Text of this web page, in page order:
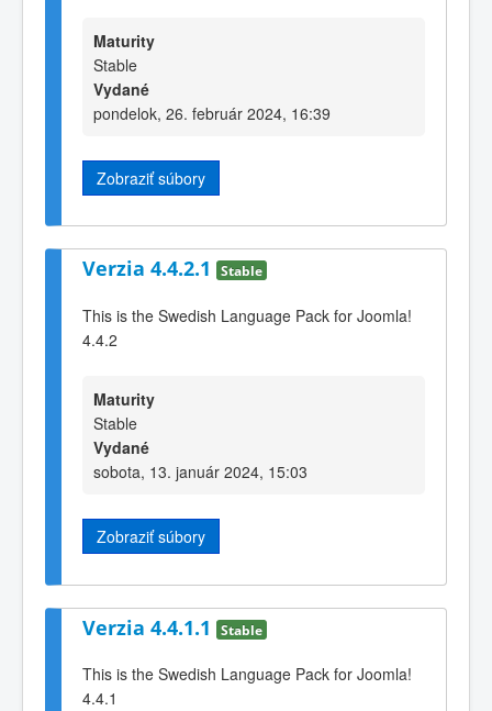
Maturity
Stable
Vydané
pondelok, 26. február 2024, 16:39
Zobraziť súbory
Verzia 4.4.2.1 Stable
This is the Swedish Language Pack for Joomla!
4.4.2
Maturity
Stable
Vydané
sobota, 13. január 2024, 15:03
Zobraziť súbory
Verzia 4.4.1.1 Stable
This is the Swedish Language Pack for Joomla!
4.4.1